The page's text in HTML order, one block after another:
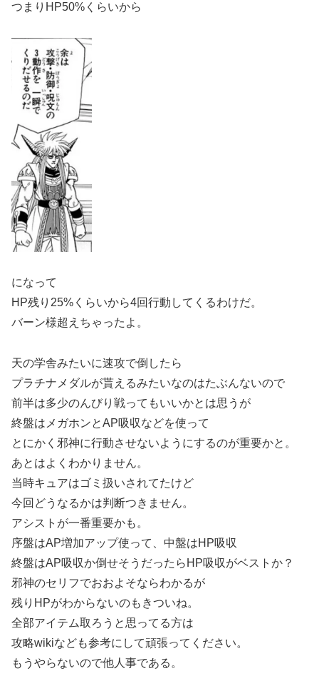
つまりHP50%くらいから
になって
HP残り25%くらいから4回行動してくるわけだ。
バーン様超えちゃったよ。
天の学舎みたいに速攻で倒したら
プラチナメダルが貰えるみたいなのはたぶんないので
前半は多少のんびり戦ってもいいかとは思うが
終盤はメガホンとAP吸収などを使って
とにかく邪神に行動させないようにするのが重要かと。
あとはよくわかりません。
当時キュアはゴミ扱いされてたけど
今回どうなるかは判断つきません。
アシストが一番重要かも。
序盤はAP増加アップ使って、中盤はHP吸収
終盤はAP吸収か倒せそうだったらHP吸収がベストか？
邪神のセリフでおおよそならわかるが
残りHPがわからないのもきついね。
全部アイテム取ろうと思ってる方は
攻略wikiなども参考にして頑張ってください。
もうやらないので他人事である。